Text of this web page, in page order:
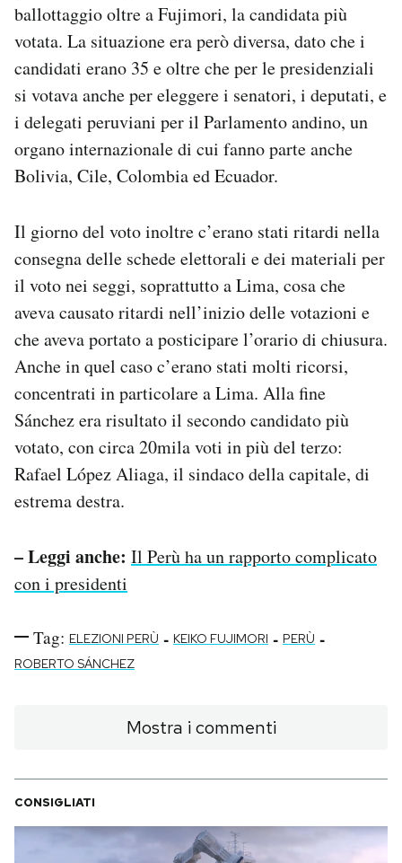
ballottaggio oltre a Fujimori, la candidata più
votata. La situazione era però diversa, dato che i
candidati erano 35 e oltre che per le presidenziali
si votava anche per eleggere i senatori, i deputati, e
i delegati peruviani per il Parlamento andino, un
organo internazionale di cui fanno parte anche
Bolivia, Cile, Colombia ed Ecuador.
Il giorno del voto inoltre c’erano stati ritardi nella
consegna delle schede elettorali e dei materiali per
il voto nei seggi, soprattutto a Lima, cosa che
aveva causato ritardi nell’inizio delle votazioni e
che aveva portato a posticipare l’orario di chiusura.
Anche in quel caso c’erano stati molti ricorsi,
concentrati in particolare a Lima. Alla fine
Sánchez era risultato il secondo candidato più
votato, con circa 20mila voti in più del terzo:
Rafael López Aliaga, il sindaco della capitale, di
estrema destra.
– Leggi anche: Il Perù ha un rapporto complicato
con i presidenti
Tag: ELEZIONI PERÙ - KEIKO FUJIMORI - PERÙ -
ROBERTO SÁNCHEZ
Mostra i commenti
CONSIGLIATI